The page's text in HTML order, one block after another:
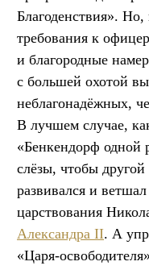
Благоденствия».
требования к
и благородные
с большей охотой
неблагонадёжных,
В лучшем случае,
«Бенкендорф одной
слёзы, чтобы
развивался и
царствования
Александра II. А
«Царя-